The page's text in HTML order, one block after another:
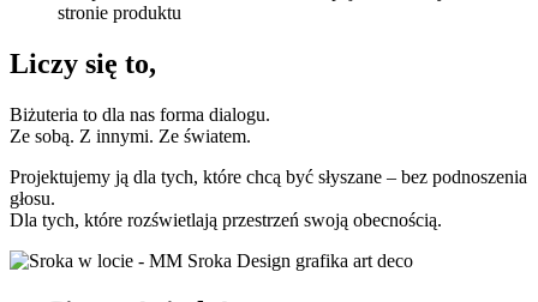
stronie produktu
Liczy się to,
Biżuteria to dla nas forma dialogu.
Ze sobą. Z innymi. Ze światem.
Projektujemy ją dla tych, które chcą być słyszane – bez podnoszenia
głosu.
Dla tych, które rozświetlają przestrzeń swoją obecnością.